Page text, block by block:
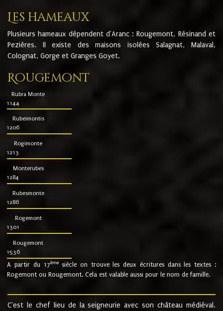
Les hameaux
Plusieurs hameaux dépendent d'Aranc : Rougemont, Résinand et
Pezières. Il existe des maisons isolées Salagnat, Malaval,
Colognat, Gorge et Granges Goyet.
Rougemont
Rubra Monte
1144
Rubeimontis
1206
Rogimonte
1213
Monterubes
1284
Rubesmonte
1286
Rogemont
1301
Rougemont
1536
A partir du 17ème siècle on trouve les deux écritures dans les textes :
Rogemont ou Rougemont. Cela est valable aussi pour le nom de famille.
C'est le chef lieu de la seigneurie avec son château médiéval.